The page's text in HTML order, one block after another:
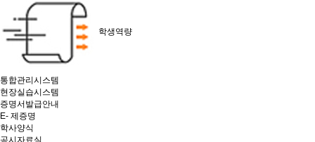
학생역량
통합관리시스템
현장실습시스템
증명서발급안내
E- 제증명
학사양식
공시자료실